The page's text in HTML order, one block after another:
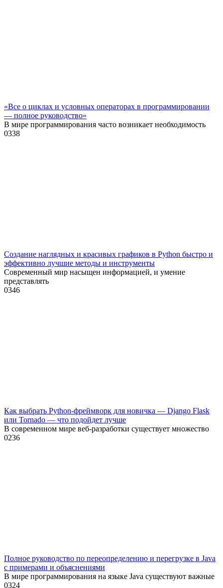
«Все о циклах и условных операторах в программировании
— полное руководство»
В мире программирования часто возникает необходимость
0338
Создание наглядных и красивых графиков в Python быстро и
эффективно лучшие методы и инструменты
Современный мир насыщен информацией, и умение
представлять
0346
Как выбрать Python-фреймворк для новичка — Django Flask
или Tornado — что подойдет лучше
В современном мире веб-разработки существует множество
0236
Полное руководство по переопределению и перегрузке в Java
с примерами и объяснениями
В мире программирования на языке Java существуют важные
0324